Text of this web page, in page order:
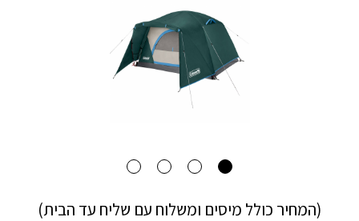
(המחיר כולל מיסים ומשלוח עם שליח עד הבית)